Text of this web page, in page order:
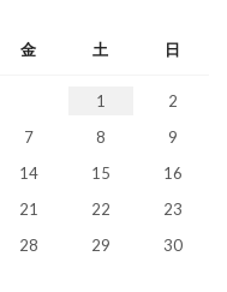
金 土 日
1
2
7 8
9
14 15
16
21 22
23
28 29
30